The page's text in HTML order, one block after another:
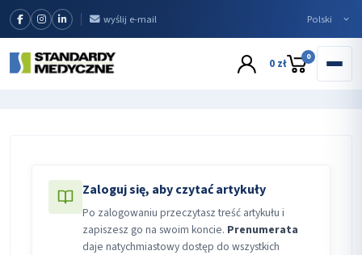
wyślij e-mail
0 zł 0
Zaloguj się, aby czytać artykuły
Po zalogowaniu przeczytasz treść artykułu i
zapiszesz go na swoim koncie. Prenumerata
daje natychmiastowy dostęp do wszystkich